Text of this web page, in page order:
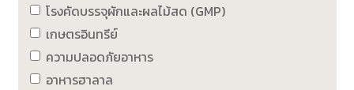
โรงคัดบรรจุผักและผลไม้สด (GMP)
เกษตรอินทรีย์
ความปลอดภัยอาหาร
อาหารฮาลาล